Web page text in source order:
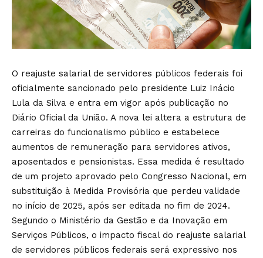
O reajuste salarial de servidores públicos federais foi
oficialmente sancionado pelo presidente Luiz Inácio
Lula da Silva e entra em vigor após publicação no
Diário Oficial da União. A nova lei altera a estrutura de
carreiras do funcionalismo público e estabelece
aumentos de remuneração para servidores ativos,
aposentados e pensionistas. Essa medida é resultado
de um projeto aprovado pelo Congresso Nacional, em
substituição à Medida Provisória que perdeu validade
no início de 2025, após ser editada no fim de 2024.
Segundo o Ministério da Gestão e da Inovação em
Serviços Públicos, o impacto fiscal do reajuste salarial
de servidores públicos federais será expressivo nos